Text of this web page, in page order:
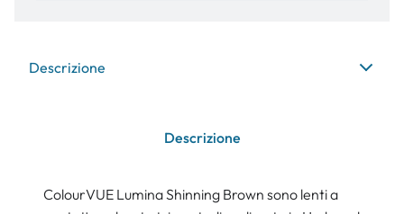
Descrizione
Descrizione
ColourVUE Lumina Shinning Brown sono lenti a